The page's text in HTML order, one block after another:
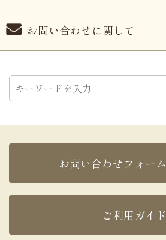
お問い合わせに関して
お問い合わせフォー
ご利用ガイド